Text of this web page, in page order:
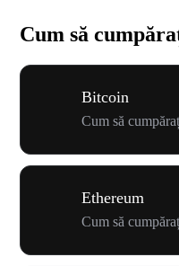
Cum să
Bitcoin
Cum să
Ethereum
Cum să